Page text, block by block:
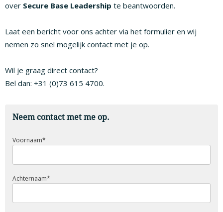
over Secure Base Leadership te beantwoorden.
Laat een bericht voor ons achter via het formulier en wij
nemen zo snel mogelijk contact met je op.
Wil je graag direct contact?
Bel dan: +31 (0)73 615 4700.
Neem contact met me op.
Voornaam*
Achternaam*